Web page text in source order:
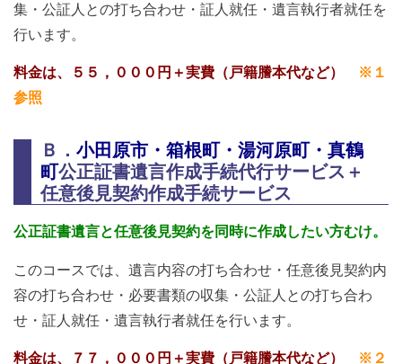
集・公証人との打ち合わせ・証人就任・遺言執行者就任を
行います。
料金は、５５，０００円＋実費（戸籍謄本代など）
※１
参照
Ｂ． 小田原市・箱根町・湯河原町・真鶴
町公正証書遺言作成手続代行サービス＋
任意後見契約作成手続サービス
公正証書遺言と任意後見契約を同時に作成したい方むけ。
このコースでは、遺言内容の打ち合わせ・任意後見契約内
容の打ち合わせ・必要書類の収集・公証人との打ち合わ
せ・証人就任・遺言執行者就任を行います。
料金は、７７，０００円＋実費（戸籍謄本代など）
※２